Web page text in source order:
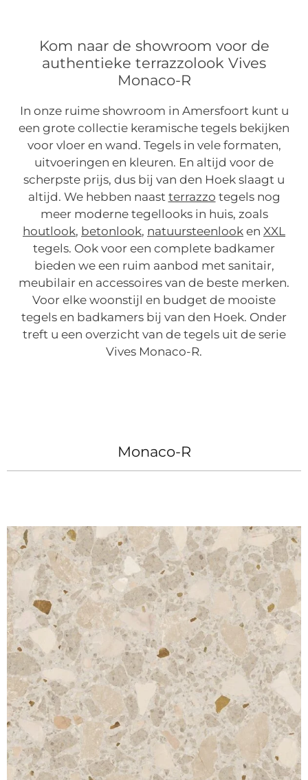
Kom naar de showroom voor de
authentieke terrazzolook Vives
Monaco-R
In onze ruime showroom in Amersfoort kunt u
een grote collectie keramische tegels bekijken
voor vloer en wand. Tegels in vele formaten,
uitvoeringen en kleuren. En altijd voor de
scherpste prijs, dus bij van den Hoek slaagt u
altijd. We hebben naast terrazzo tegels nog
meer moderne tegellooks in huis, zoals
houtlook, betonlook, natuursteenlook en XXL
tegels. Ook voor een complete badkamer
bieden we een ruim aanbod met sanitair,
meubilair en accessoires van de beste merken.
Voor elke woonstijl en budget de mooiste
tegels en badkamers bij van den Hoek. Onder
treft u een overzicht van de tegels uit de serie
Vives Monaco-R.
Monaco-R